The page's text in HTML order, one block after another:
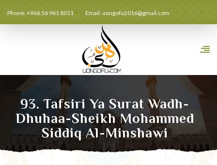
Phone: +966 56 961 8011 Email:uongofu2016@gmail.com
93. Tafsiri Ya Surat Wadh-
Dhuhaa-Sheikh Mohammed
Siddiq Al-Minshawi